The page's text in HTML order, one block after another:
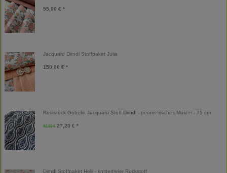
95,00 € *
Jacquard Dirndl Stoffpaket Julia
150,00 € *
Reststück Gobelin Jacquard Stoff Dirndl - geometrisches Muster - 75 cm
32,00 € 27,20 € *
Dirndl Stoffpaket Helli - knitterfreier Rockstoff